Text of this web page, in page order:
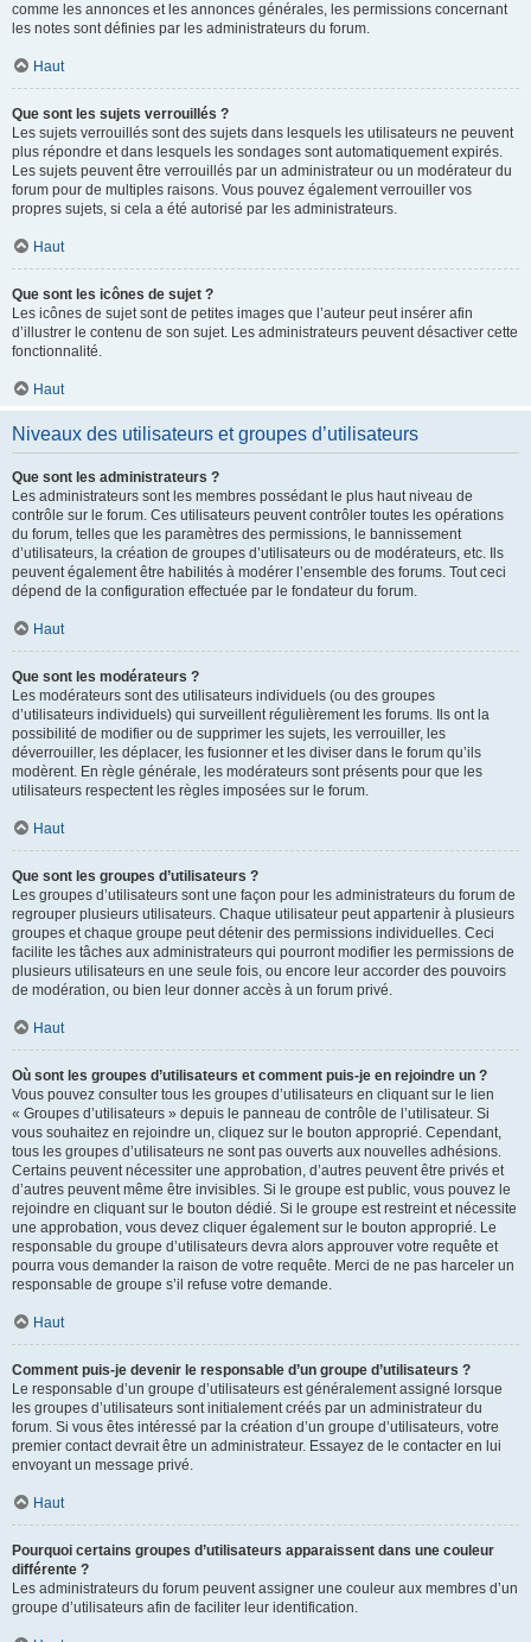
comme les annonces et les annonces générales, les permissions concernant
les notes sont définies par les administrateurs du forum.
Haut
Que sont les sujets verrouillés ?
Les sujets verrouillés sont des sujets dans lesquels les utilisateurs ne peuvent
plus répondre et dans lesquels les sondages sont automatiquement expirés.
Les sujets peuvent être verrouillés par un administrateur ou un modérateur du
forum pour de multiples raisons. Vous pouvez également verrouiller vos
propres sujets, si cela a été autorisé par les administrateurs.
Haut
Que sont les icônes de sujet ?
Les icônes de sujet sont de petites images que l’auteur peut insérer afin
d’illustrer le contenu de son sujet. Les administrateurs peuvent désactiver cette
fonctionnalité.
Haut
Niveaux des utilisateurs et groupes d’utilisateurs
Que sont les administrateurs ?
Les administrateurs sont les membres possédant le plus haut niveau de
contrôle sur le forum. Ces utilisateurs peuvent contrôler toutes les opérations
du forum, telles que les paramètres des permissions, le bannissement
d’utilisateurs, la création de groupes d’utilisateurs ou de modérateurs, etc. Ils
peuvent également être habilités à modérer l’ensemble des forums. Tout ceci
dépend de la configuration effectuée par le fondateur du forum.
Haut
Que sont les modérateurs ?
Les modérateurs sont des utilisateurs individuels (ou des groupes
d’utilisateurs individuels) qui surveillent régulièrement les forums. Ils ont la
possibilité de modifier ou de supprimer les sujets, les verrouiller, les
déverrouiller, les déplacer, les fusionner et les diviser dans le forum qu’ils
modèrent. En règle générale, les modérateurs sont présents pour que les
utilisateurs respectent les règles imposées sur le forum.
Haut
Que sont les groupes d’utilisateurs ?
Les groupes d’utilisateurs sont une façon pour les administrateurs du forum de
regrouper plusieurs utilisateurs. Chaque utilisateur peut appartenir à plusieurs
groupes et chaque groupe peut détenir des permissions individuelles. Ceci
facilite les tâches aux administrateurs qui pourront modifier les permissions de
plusieurs utilisateurs en une seule fois, ou encore leur accorder des pouvoirs
de modération, ou bien leur donner accès à un forum privé.
Haut
Où sont les groupes d’utilisateurs et comment puis-je en rejoindre un ?
Vous pouvez consulter tous les groupes d’utilisateurs en cliquant sur le lien
« Groupes d’utilisateurs » depuis le panneau de contrôle de l’utilisateur. Si
vous souhaitez en rejoindre un, cliquez sur le bouton approprié. Cependant,
tous les groupes d’utilisateurs ne sont pas ouverts aux nouvelles adhésions.
Certains peuvent nécessiter une approbation, d’autres peuvent être privés et
d’autres peuvent même être invisibles. Si le groupe est public, vous pouvez le
rejoindre en cliquant sur le bouton dédié. Si le groupe est restreint et nécessite
une approbation, vous devez cliquer également sur le bouton approprié. Le
responsable du groupe d’utilisateurs devra alors approuver votre requête et
pourra vous demander la raison de votre requête. Merci de ne pas harceler un
responsable de groupe s’il refuse votre demande.
Haut
Comment puis-je devenir le responsable d’un groupe d’utilisateurs ?
Le responsable d’un groupe d’utilisateurs est généralement assigné lorsque
les groupes d’utilisateurs sont initialement créés par un administrateur du
forum. Si vous êtes intéressé par la création d’un groupe d’utilisateurs, votre
premier contact devrait être un administrateur. Essayez de le contacter en lui
envoyant un message privé.
Haut
Pourquoi certains groupes d’utilisateurs apparaissent dans une couleur
différente ?
Les administrateurs du forum peuvent assigner une couleur aux membres d’un
groupe d’utilisateurs afin de faciliter leur identification.